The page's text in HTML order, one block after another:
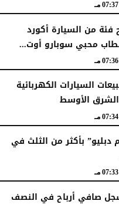
07:37 مـ
من السيارة أكورد
محبي سوبارو أوت...
07:36 مـ
السيارات الكهربائية
الأوسط
07:34 مـ
دبليو” بأكثر من الثلث في
07:33 مـ
صافي أرباح في النصف